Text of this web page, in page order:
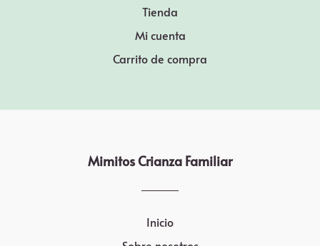
Tienda
Mi cuenta
Carrito de compra
Mimitos Crianza Familiar
Inicio